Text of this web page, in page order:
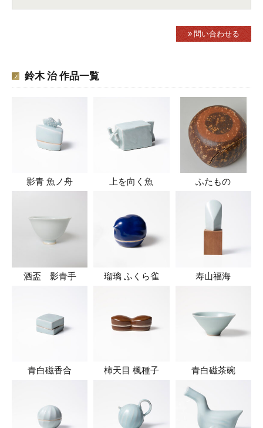
問い合わせる
鈴木 治 作品一覧
影青 魚ノ舟 上を向く魚 ふたもの
酒盃 影青手 瑠璃 ふくら雀 寿山福海
青白磁香合 柿天目 楓種子 青白磁茶碗